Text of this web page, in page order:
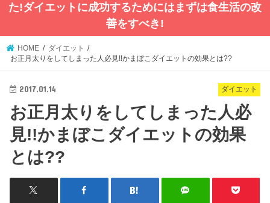
た!ダイエットに成功するためにはまずは食生活の改
善をすべき!
HOME
ダイエット
お正月太りをしてしまった人必見!!かまぼこダイエットの効果とは??
ダイエット
2017.01.14
お正月太りをしてしまった人必
見!!かまぼこダイエットの効果
とは??